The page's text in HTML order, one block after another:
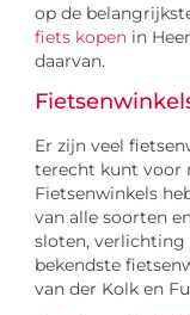
op de
fiets kopen in
daarvan.
Er zijn veel
terecht kunt voor
Fietsenwinkels
van alle soorten
sloten, verlichting
bekendste
van der Kolk en